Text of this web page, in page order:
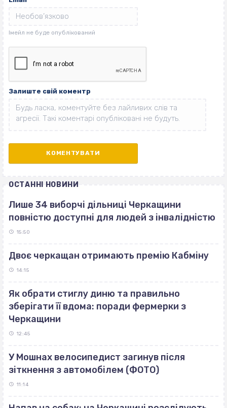
Залиште свій коментр
ОСТАННІ НОВИНИ
Лише 34 виборчі дільниці Черкащини
повністю доступні для людей з інвалідністю
15:50
Двоє черкащан отримають премію Кабміну
14:15
Як обрати стиглу диню та правильно
зберігати її вдома: поради фермерки з
Черкащини
12:45
У Мошнах велосипедист загинув після
зіткнення з автомобілем (ФОТО)
11:14